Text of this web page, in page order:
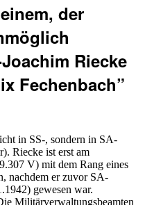
der
Riecke
Fechenbach”
in SS-, sondern in SA-
Riecke ist erst am
V) mit dem Rang eines
nachdem er zuvor SA-
gewesen war.
Militärverwaltungsbeamten